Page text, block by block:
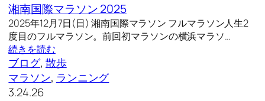
湘南国際マラソン 2025
2025年12月7日(日) 湘南国際マラソン フルマラソン人生2
度目のフルマラソン。前回初マラソンの横浜マラソ…
続きを読む
ブログ, 散歩
マラソン, ランニング
3.24.26